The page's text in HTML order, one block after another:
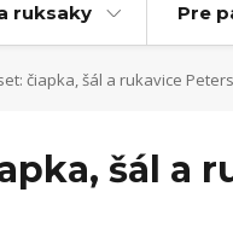
ruksaky Pre
čiapka, šál a rukavice
šál a